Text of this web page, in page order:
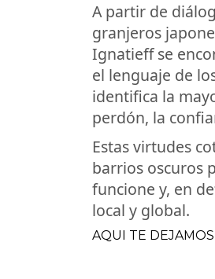
A partir de
granjeros
Ignatieff se
el lenguaje de
identifica la
perdón, la
Estas virtudes
barrios oscuros
funcione y, en
local y global.
AQUI TE